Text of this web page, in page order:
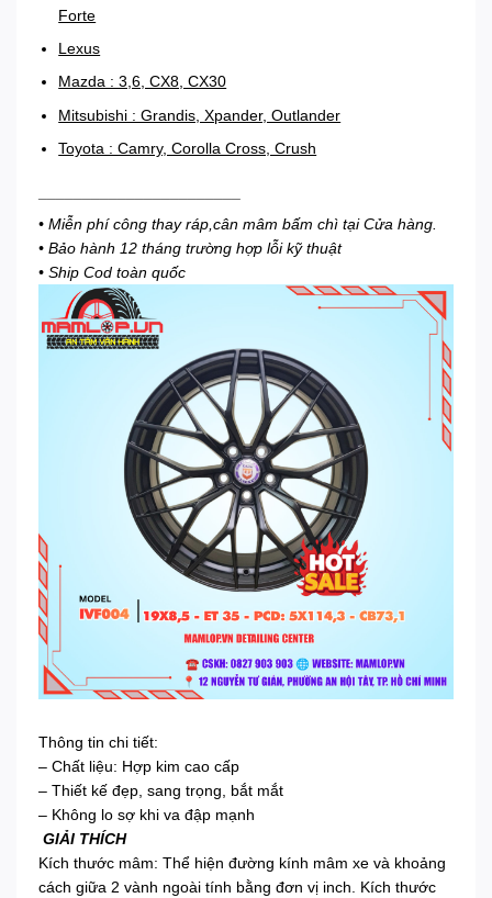
Forte
Lexus
Mazda : 3,6, CX8, CX30
Mitsubishi : Grandis, Xpander, Outlander
Toyota : Camry, Corolla Cross, Crush
• Miễn phí công thay ráp,cân mâm bấm chì tại Cửa hàng.
• Bảo hành 12 tháng trường hợp lỗi kỹ thuật
• Ship Cod toàn quốc
Thông tin chi tiết:
– Chất liệu: Hợp kim cao cấp
– Thiết kế đẹp, sang trọng, bắt mắt
– Không lo sợ khi va đập mạnh
GIẢI THÍCH
Kích thước mâm: Thể hiện đường kính mâm xe và khoảng
cách giữa 2 vành ngoài tính bằng đơn vị inch. Kích thước